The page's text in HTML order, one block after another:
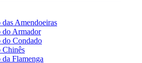
Amendoeiras
do Armador
do Condado
Chinês
Flamenga